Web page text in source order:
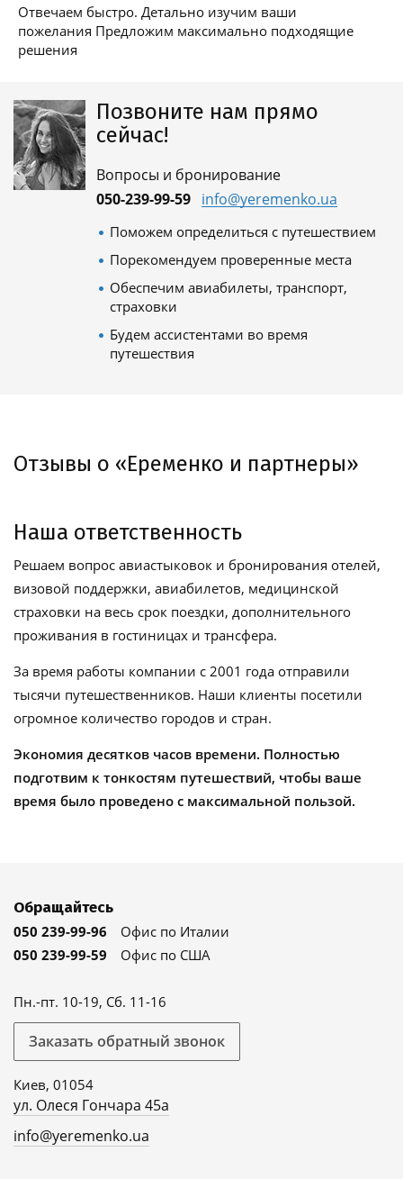
Отвечаем быстро. Детально изучим ваши
пожелания Предложим максимально подходящие
решения
Позвоните нам прямо
сейчас!
Вопросы и бронирование
050-239-99-59 info@yeremenko.ua
Поможем определиться с путешествием
Порекомендуем проверенные места
Обеспечим авиабилеты, транспорт,
страховки
Будем ассистентами во время
путешествия
Отзывы о «Еременко и партнеры»
Наша ответственность
Решаем вопрос авиастыковок и бронирования отелей,
визовой поддержки, авиабилетов, медицинской
страховки на весь срок поездки, дополнительного
проживания в гостиницах и трансфера.
За время работы компании с 2001 года отправили
тысячи путешественников. Наши клиенты посетили
огромное количество городов и стран.
Экономия десятков часов времени. Полностью
подготвим к тонкостям путешествий, чтобы ваше
время было проведено с максимальной пользой.
Обращайтесь
050 239-99-96
Офис по Италии
050 239-99-59
Офис по США
Пн.-пт. 10-19, Сб. 11-16
Заказать обратный звонок
Киев, 01054
ул. Олеся Гончара 45а
info@yeremenko.ua